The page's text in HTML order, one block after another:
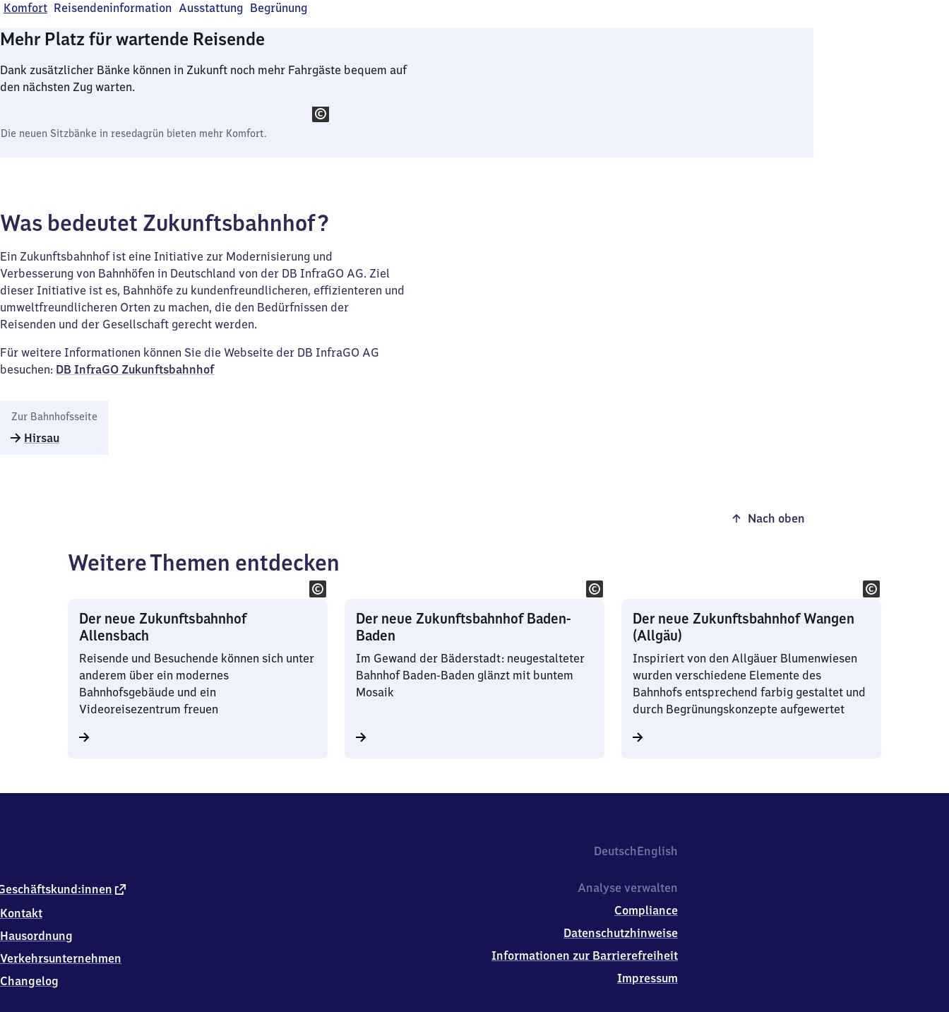
Komfort Reisendeninformation Ausstattung Begrünung
Mehr Platz für wartende Reisende
Dank zusätzlicher Bänke können in Zukunft noch mehr Fahrgäste bequem auf
den nächsten Zug warten.
Die neuen Sitzbänke in resedagrün bieten mehr Komfort.
Was bedeutet Zukunftsbahnhof?
Ein Zukunftsbahnhof ist eine Initiative zur Modernisierung und
Verbesserung von Bahnhöfen in Deutschland von der DB InfraGO AG. Ziel
dieser Initiative ist es, Bahnhöfe zu kundenfreundlicheren, effizienteren und
umweltfreundlicheren Orten zu machen, die den Bedürfnissen der
Reisenden und der Gesellschaft gerecht werden.
Für weitere Informationen können Sie die Webseite der DB InfraGO AG
besuchen: DB InfraGO Zukunftsbahnhof​
Zur Bahnhofsseite
Hirsau
Nach oben
Weitere Themen entdecken
Der neue Zukunftsbahnhof
Allensbach
Reisende und Besuchende können sich unter
anderem über ein modernes
Bahnhofsgebäude und ein
Videoreisezentrum freuen
Der neue Zukunftsbahnhof Baden-
Baden
Im Gewand der Bäderstadt: neugestalteter
Bahnhof Baden-Baden glänzt mit buntem
Mosaik
Der neue Zukunftsbahnhof Wangen
(Allgäu)
Inspiriert von den Allgäuer Blumenwiesen
wurden verschiedene Elemente des
Bahnhofs entsprechend farbig gestaltet und
durch Begrünungskonzepte aufgewertet
DeutschEnglish
externer
Kontakt
Hausordnung
Verkehrsunternehmen
Changelog
Analyse verwalten
Compliance
Datenschutzhinweise
Informationen zur Barrierefreiheit
Impressum